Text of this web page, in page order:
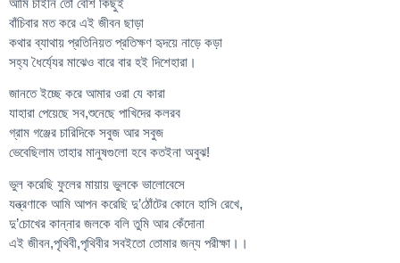
বাঁচিবার মত করে এই জীবন ছাড়া
কথার ব্যাথায় প্রতিনিয়ত প্রতিক্ষণ হৃদয়ে নাড়ে কড়া
সহ্য ধৈর্য্যের মাঝেও বারে বার হই দিশেহারা।
জানতে ইচ্ছে করে আমার ওরা যে কারা
যাহারা পেয়েছে সব,শুনেছে পাখিদের কলরব
গ্রাম গঞ্জের চারিদিকে সবুজ আর সবুজ
ভেবেছিলাম তাহার মানুষগুলো হবে কতইনা অবুঝ!
ভুল করেছি ফুলের মায়ায় ভুলকে ভালোবেসে
যন্ত্রণাকে আমি আপন করেছি দু’ঠোঁটের কোনে হাসি রেখে,
দু’চােখের কান্নার জলকে বলি তুমি আর কেঁদোনা
এই জীবন,পৃথিবী,পৃথিবীর সবইতো তোমার জন্য পরীক্ষা।।